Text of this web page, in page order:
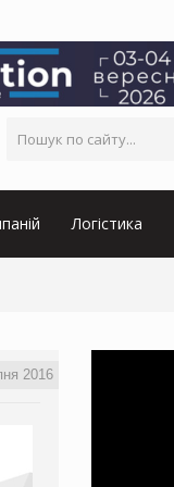
Логістика
2016